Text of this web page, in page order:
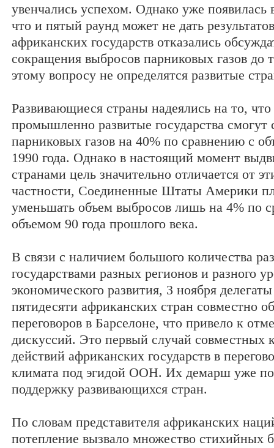
увенчались успехом. Однако уже появилась
что и пятый раунд может не дать
африканских государств отказались
сокращения выбросов парниковых газов до
этому вопросу не определятся развитые
Развивающиеся страны надеялись на то, что
промышленно развитые государства смогут
парниковых газов на 40% по сравнению с
1990 года. Однако в настоящий момент
странами цель значительно отличается от
частности, Соединенные Штаты Америки
уменьшать объем выбросов лишь на 4% по
объемом 90 года прошлого века.
В связи с наличием большого количества
государствами разных регионов и разного
экономического развития, 3 ноября
пятидесяти африканских стран совместно
переговоров в Барселоне, что привело к
дискуссий. Это первый случай совместных
действий африканских государств в
климата под эгидой ООН. Их демарш уже
поддержку развивающихся стран.
По словам представителя африканских
потепление вызвало множество стихийных